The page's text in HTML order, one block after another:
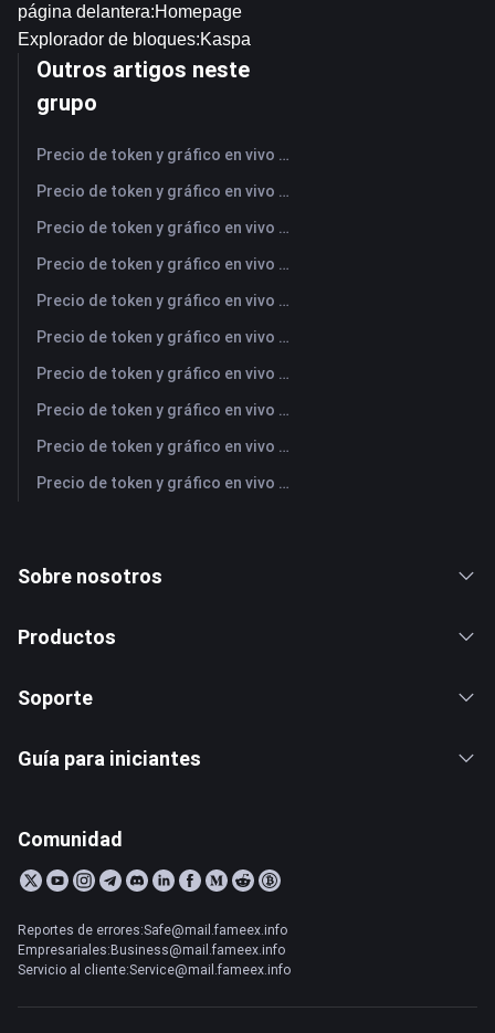
página delantera:Homepage
Explorador de bloques:Kaspa
Outros artigos neste
grupo
Precio de token y gráfico en vivo más reciente de NFLX (Netflix)
Precio de token y gráfico en vivo más reciente de UBER (Uber)
Precio de token y gráfico en vivo más reciente de AMD (Advanced Micro Devices)
Precio de token y gráfico en vivo más reciente de SAMSUNG (Samsung Electronics Co., Ltd)
Precio de token y gráfico en vivo más reciente de OPENAI (OpenAI Group PBC)
Precio de token y gráfico en vivo más reciente de COPPER (Copper)
Precio de token y gráfico en vivo más reciente de ULTIMA (Ultima)
Precio de token y gráfico en vivo más reciente de MU (Micron Technology)
Precio de token y gráfico en vivo más reciente de PEAK (PEAK)
Precio de token y gráfico en vivo más reciente de JPM (JPMorgan Chase)
Sobre nosotros
Productos
Soporte
Guía para iniciantes
Comunidad
Reportes de errores:Safe@mail.fameex.info
Empresariales:Business@mail.fameex.info
Servicio al cliente:Service@mail.fameex.info